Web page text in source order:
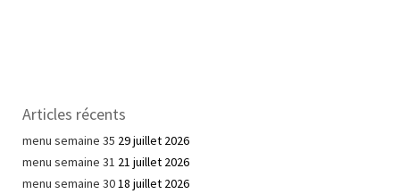
Articles récents
menu semaine 35 29 juillet 2026
menu semaine 31 21 juillet 2026
menu semaine 3018 juillet 2026